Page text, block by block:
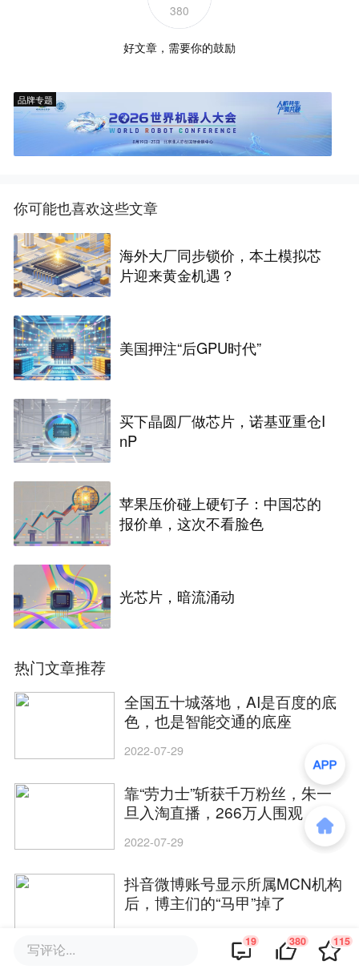
380
好文章，需要你的鼓励
品牌专题
你可能也喜欢这些文章
海外大厂同步锁价，本土模拟芯
片迎来黄金机遇？
美国押注“后GPU时代”
买下晶圆厂做芯片，诺基亚重仓I
nP
苹果压价碰上硬钉子：中国芯的
报价单，这次不看脸色
光芯片，暗流涌动
热门文章推荐
全国五十城落地，AI是百度的底
色，也是智能交通的底座
2022-07-29
靠“劳力士”斩获千万粉丝，朱一
旦入淘直播，266万人围观
2022-07-29
抖音微博账号显示所属MCN机构
后，博主们的“马甲”掉了
写评论... 19 380 115